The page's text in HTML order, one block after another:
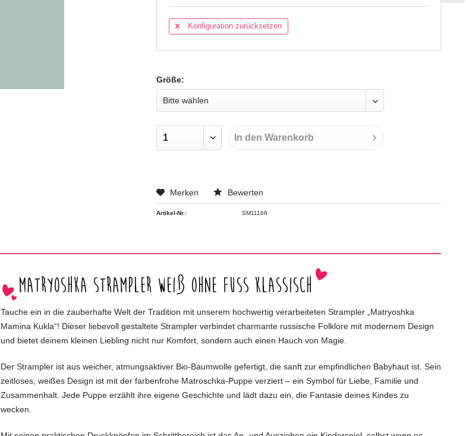
Konfiguration zurücksetzen
Größe:
In den Warenkorb
Merken Bewerten
Artikel-Nr.: SM11166
Matryoshka Strampler weiß ohne Fuss klassisch
Tauche ein in die zauberhafte Welt der Tradition mit unserem hochwertig verarbeiteten Strampler „Matryoshka
Mamina Kukla“! Dieser liebevoll gestaltete Strampler verbindet charmante russische Folklore mit modernem Design
und bietet deinem kleinen Liebling nicht nur Komfort, sondern auch einen Hauch von Magie.
Der Strampler ist aus weicher, atmungsaktiver Bio-Baumwolle gefertigt, die sanft zur empfindlichen Babyhaut ist. Sein
zeitloses, weißes Design ist mit der farbenfrohe Matroschka-Puppe verziert – ein Symbol für Liebe, Familie und
Zusammenhalt. Jede Puppe erzählt ihre eigene Geschichte und lädt dazu ein, die Fantasie deines Kindes zu
wecken.